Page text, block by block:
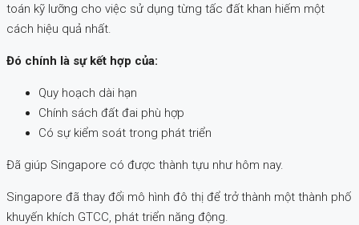
toán kỹ lưỡng cho việc sử dụng từng tấc đất khan hiếm một
cách hiệu quả nhất.
Đó chính là sự kết hợp của:
Quy hoạch dài hạn
Chính sách đất đai phù hợp
Có sự kiểm soát trong phát triển
Đã giúp Singapore có được thành tựu như hôm nay.
Singapore đã thay đổi mô hình đô thị để trở thành một thành phố
khuyến khích GTCC, phát triển năng động.